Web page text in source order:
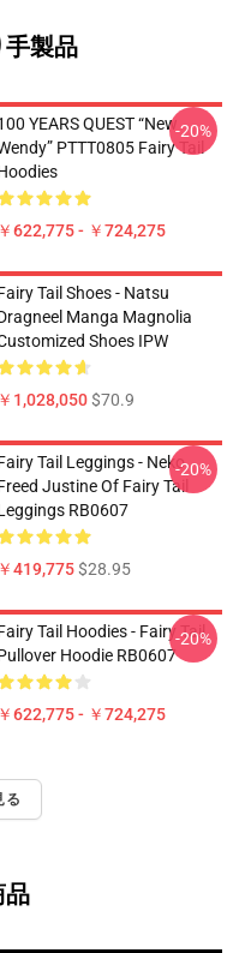
製品
YEARS QUEST “New
PTTT0805 Fairy Tail
￥622,775 - ￥724,275
-20%
Tail Shoes - Natsu
Manga Magnolia
Shoes IPW
￥1,028,050$70.9
Tail Leggings - Neko
Justine Of Fairy Tail
RB0607
￥419,775$28.95
-20%
Tail Hoodies - Fairy Tail
Hoodie RB0607
￥622,775 - ￥724,275
-20%
る
品